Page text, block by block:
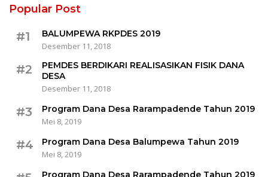
Popular Post
#1
BALUMPEWA RKPDES 2019
Desember 11, 2018
#2
PEMDES BERDIKARI REALISASIKAN FISIK DANA
DESA
Desember 11, 2018
#3
Program Dana Desa Rarampadende Tahun 2019
Mei 8, 2019
#4
Program Dana Desa Balumpewa Tahun 2019
Mei 8, 2019
Program Dana Desa Rarampadende Tahun 2019